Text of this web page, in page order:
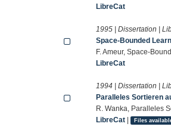
LibreCat
1995 | Dissertation |
Space-Bounded
F. Ameur, Space-
LibreCat
1994 | Dissertation |
Paralleles Sortieren
R. Wanka, Paralleles
LibreCat | Files